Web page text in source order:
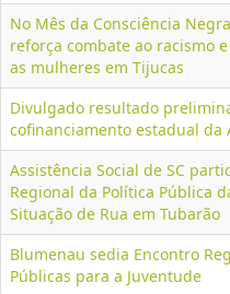
No Mês da Consciência
reforça combate ao racismo
as mulheres em Tijucas
Divulgado resultado
cofinanciamento estadual da
Assistência Social de SC
Regional da Política Pública
Situação de Rua em Tubarão
Blumenau sedia Encontro
Públicas para a Juventude